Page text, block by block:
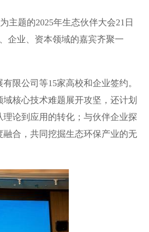
题的2025年生态伙伴大会21日
企业、资本领域的嘉宾齐聚一
公司等15家高校和企业签约。
核心技术难题展开攻坚，还计划
论到应用的转化；与伙伴企业探
合，共同挖掘生态环保产业的无